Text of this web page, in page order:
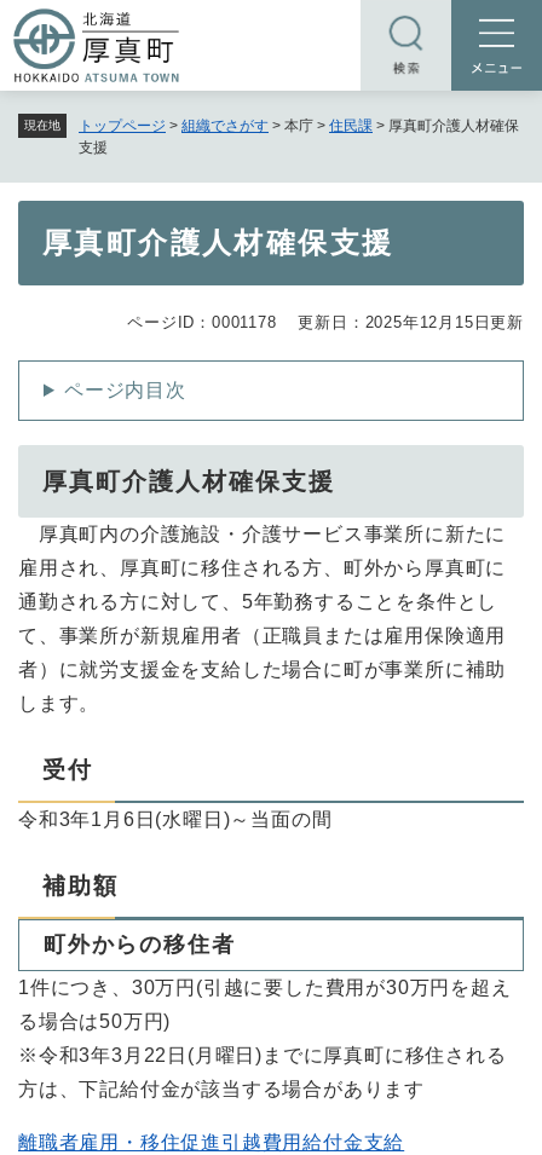
ー
ジ
で
現在地 トップページ > 組織でさがす > 本庁 > 住民課 > 厚真町介護人材確保
支援
厚真町介護人材確保支援
ページID：0001178 更新日：2025年12月15日更新
ページ内目次
厚真町介護人材確保支援
厚真町内の介護施設・介護サービス事業所に新たに
雇用され、厚真町に移住される方、町外から厚真町に
通勤される方に対して、5年勤務することを条件とし
て、事業所が新規雇用者（正職員または雇用保険適用
者）に就労支援金を支給した場合に町が事業所に補助
します。
受付
令和3年1月6日(水曜日)～当面の間
補助額
町外からの移住者
1件につき、30万円(引越に要した費用が30万円を超え
る場合は50万円)
※令和3年3月22日(月曜日)までに厚真町に移住される
方は、下記給付金が該当する場合があります
離職者雇用・移住促進引越費用給付金支給